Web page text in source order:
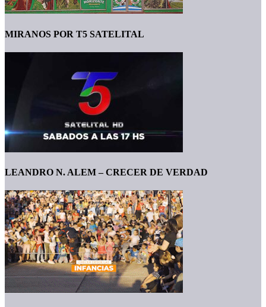
MIRANOS POR T5 SATELITAL
LEANDRO N. ALEM – CRECER DE VERDAD